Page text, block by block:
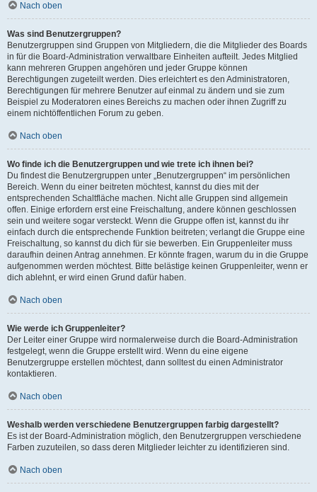
Nach oben
Was sind Benutzergruppen?
Benutzergruppen sind Gruppen von Mitgliedern, die die Mitglieder des Boards
in für die Board-Administration verwaltbare Einheiten aufteilt. Jedes Mitglied
kann mehreren Gruppen angehören und jeder Gruppe können
Berechtigungen zugeteilt werden. Dies erleichtert es den Administratoren,
Berechtigungen für mehrere Benutzer auf einmal zu ändern und sie zum
Beispiel zu Moderatoren eines Bereichs zu machen oder ihnen Zugriff zu
einem nichtöffentlichen Forum zu geben.
Nach oben
Wo finde ich die Benutzergruppen und wie trete ich ihnen bei?
Du findest die Benutzergruppen unter „Benutzergruppen“ im persönlichen
Bereich. Wenn du einer beitreten möchtest, kannst du dies mit der
entsprechenden Schaltfläche machen. Nicht alle Gruppen sind allgemein
offen. Einige erfordern erst eine Freischaltung, andere können geschlossen
sein und weitere sogar versteckt. Wenn die Gruppe offen ist, kannst du ihr
einfach durch die entsprechende Funktion beitreten; verlangt die Gruppe eine
Freischaltung, so kannst du dich für sie bewerben. Ein Gruppenleiter muss
daraufhin deinen Antrag annehmen. Er könnte fragen, warum du in die Gruppe
aufgenommen werden möchtest. Bitte belästige keinen Gruppenleiter, wenn er
dich ablehnt, er wird einen Grund dafür haben.
Nach oben
Wie werde ich Gruppenleiter?
Der Leiter einer Gruppe wird normalerweise durch die Board-Administration
festgelegt, wenn die Gruppe erstellt wird. Wenn du eine eigene
Benutzergruppe erstellen möchtest, dann solltest du einen Administrator
kontaktieren.
Nach oben
Weshalb werden verschiedene Benutzergruppen farbig dargestellt?
Es ist der Board-Administration möglich, den Benutzergruppen verschiedene
Farben zuzuteilen, so dass deren Mitglieder leichter zu identifizieren sind.
Nach oben